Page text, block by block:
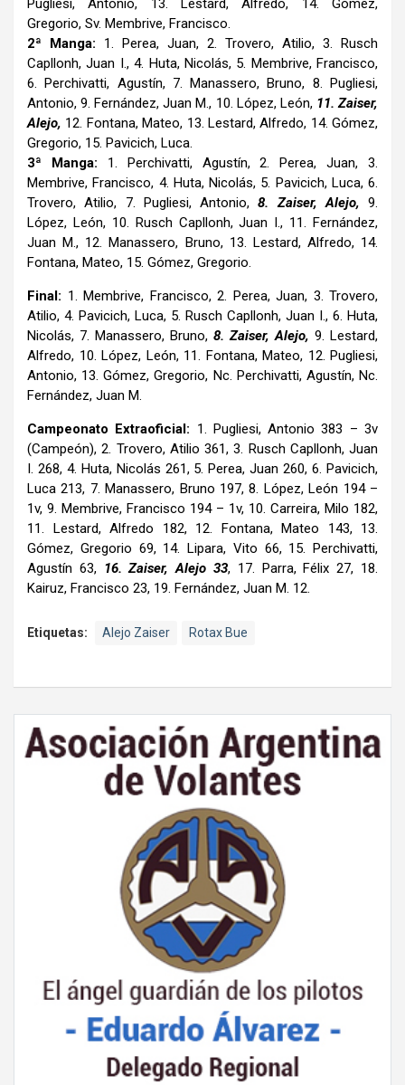
Gregorio, Sv. Membrive, Francisco.
2ª Manga: 1. Perea, Juan, 2. Trovero, Atilio, 3. Rusch
Capllonh, Juan I., 4. Huta, Nicolás, 5. Membrive, Francisco,
6. Perchivatti, Agustín, 7. Manassero, Bruno, 8. Pugliesi,
Antonio, 9. Fernández, Juan M., 10. López, León, 11. Zaiser,
Alejo, 12. Fontana, Mateo, 13. Lestard, Alfredo, 14. Gómez,
Gregorio, 15. Pavicich, Luca.
3ª Manga: 1. Perchivatti, Agustín, 2. Perea, Juan, 3.
Membrive, Francisco, 4. Huta, Nicolás, 5. Pavicich, Luca, 6.
Trovero, Atilio, 7. Pugliesi, Antonio,8. Zaiser, Alejo, 9.
López, León, 10. Rusch Capllonh, Juan I., 11. Fernández,
Juan M., 12. Manassero, Bruno, 13. Lestard, Alfredo, 14.
Fontana, Mateo, 15. Gómez, Gregorio.
Final: 1. Membrive, Francisco, 2. Perea, Juan, 3. Trovero,
Atilio, 4. Pavicich, Luca, 5. Rusch Capllonh, Juan I., 6. Huta,
Nicolás, 7. Manassero, Bruno, 8. Zaiser, Alejo, 9. Lestard,
Alfredo, 10. López, León, 11. Fontana, Mateo, 12. Pugliesi,
Antonio, 13. Gómez, Gregorio, Nc. Perchivatti, Agustín, Nc.
Fernández, Juan M.
Campeonato Extraoficial: 1. Pugliesi, Antonio 383 – 3v
(Campeón), 2. Trovero, Atilio 361, 3. Rusch Capllonh, Juan
I. 268, 4. Huta, Nicolás 261, 5. Perea, Juan 260, 6. Pavicich,
Luca 213, 7. Manassero, Bruno 197, 8. López, León 194 –
1v, 9. Membrive, Francisco 194 – 1v, 10. Carreira, Milo 182,
11. Lestard, Alfredo 182, 12. Fontana, Mateo 143, 13.
Gómez, Gregorio 69, 14. Lipara, Vito 66, 15. Perchivatti,
Agustín 63, 16. Zaiser, Alejo 33, 17. Parra, Félix 27, 18.
Kairuz, Francisco 23, 19. Fernández, Juan M. 12.
Etiquetas: Alejo Zaiser Rotax Bue